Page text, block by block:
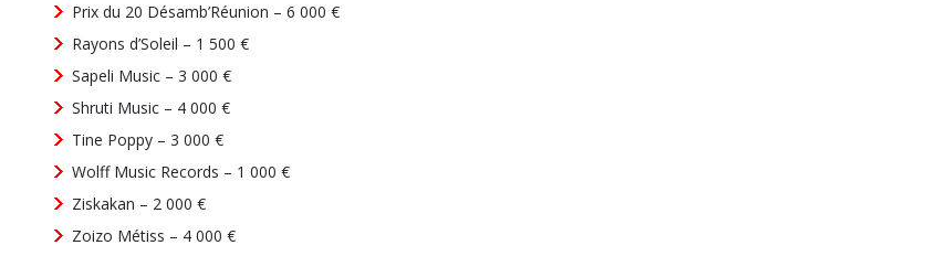
Prix du 20 Désamb’Réunion – 6 000 €
Rayons d’Soleil – 1 500 €
Sapeli Music – 3 000 €
Shruti Music – 4 000 €
Tine Poppy – 3 000 €
Wolff Music Records – 1 000 €
Ziskakan – 2 000 €
Zoizo Métiss – 4 000 €